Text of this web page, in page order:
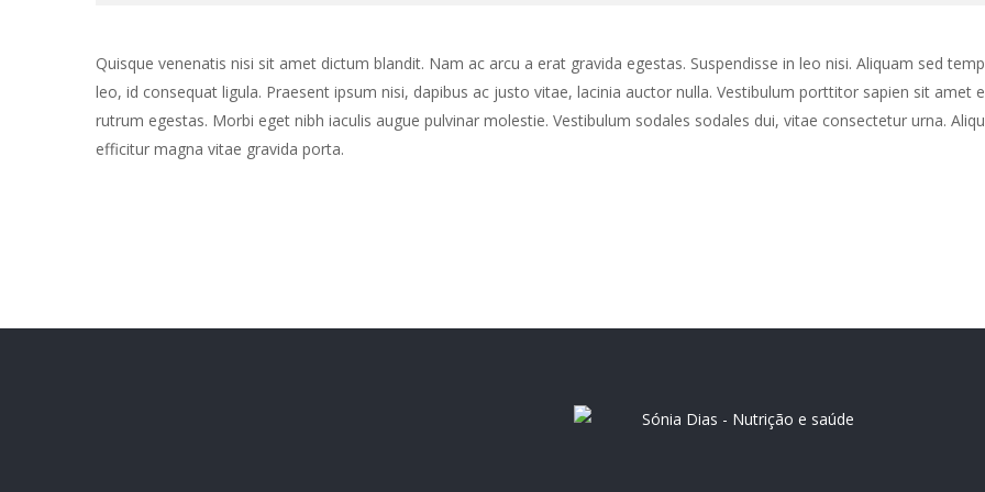
Quisque venenatis nisi sit amet dictum blandit. Nam ac arcu a erat gravida egestas. Suspendisse in leo nisi. Aliquam sed
leo, id consequat ligula. Praesent ipsum nisi, dapibus ac justo vitae, lacinia auctor nulla. Vestibulum porttitor sapien sit amet
rutrum egestas. Morbi eget nibh iaculis augue pulvinar molestie. Vestibulum sodales sodales dui, vitae consectetur urna.
efficitur magna vitae gravida porta.